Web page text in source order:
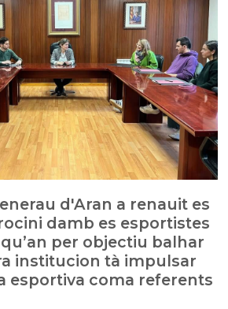
d'Aran a renauit es
damb es esportistes
per objectiu balhar
institucion tà impulsar
esportiva coma referents